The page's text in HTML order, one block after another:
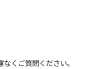
くご質問ください。